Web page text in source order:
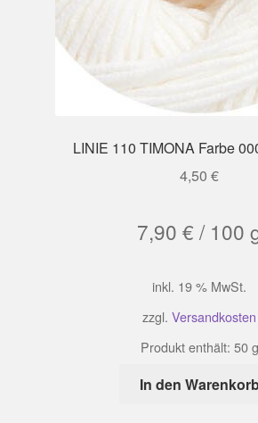
LINIE 110 TIMONA Farbe
4,50 €
7,90 € / 100
inkl. 19 % MwSt.
zzgl. Versandkosten
Produkt enthält: 50g
In den